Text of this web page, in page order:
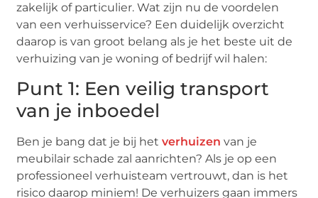
zakelijk of particulier. Wat zijn nu de voordelen
van een verhuisservice? Een duidelijk overzicht
daarop is van groot belang als je het beste uit de
verhuizing van je woning of bedrijf wil halen:
Punt 1: Een veilig transport
van je inboedel
Ben je bang dat je bij hetverhuizenvan je
meubilair schade zal aanrichten? Als je op een
professioneel verhuisteam vertrouwt, dan is het
risico daarop miniem! De verhuizers gaan immers